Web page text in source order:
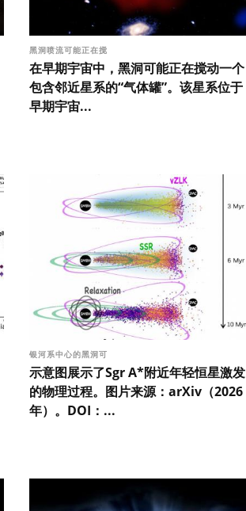
黑洞喷流可能正在搅
在早期宇宙中，黑洞可能正在搅动一个
包含邻近星系的“气体罐”。该星系位于
早期宇宙...
银河系中心的黑洞可
示意图展示了Sgr A*附近年轻恒星激发
的物理过程。图片来源：arXiv（2026
年）。DOI：...